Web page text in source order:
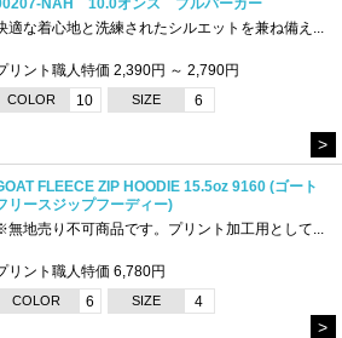
適な着心地と洗練されたシルエットを兼ね備え...
リント職人特価 2,390円 ～ 2,790円
COLOR 10 SIZE 6
>
FLEECE ZIP HOODIE 15.5oz 9160 (ゴート
リースジップフーディー)
無地売り不可商品です。プリント加工用として...
リント職人特価 6,780円
COLOR 6 SIZE 4
>